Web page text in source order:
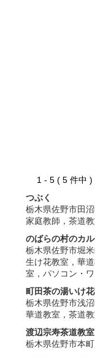
1 - 5 ( 5 件
つぶく
栃木県佐野市田
家庭教師，茶道
のばらの村のカ
栃木県佐野市堀
生け花教室，華
室，パソコン・
町田茶の湯いけ
栃木県佐野市浅
華道教室，茶道
渡辺宗寿茶道教室
栃木県佐野市本